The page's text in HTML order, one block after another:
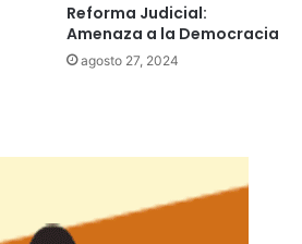
Reforma Judicial:
Amenaza a la Democracia
agosto 27, 2024